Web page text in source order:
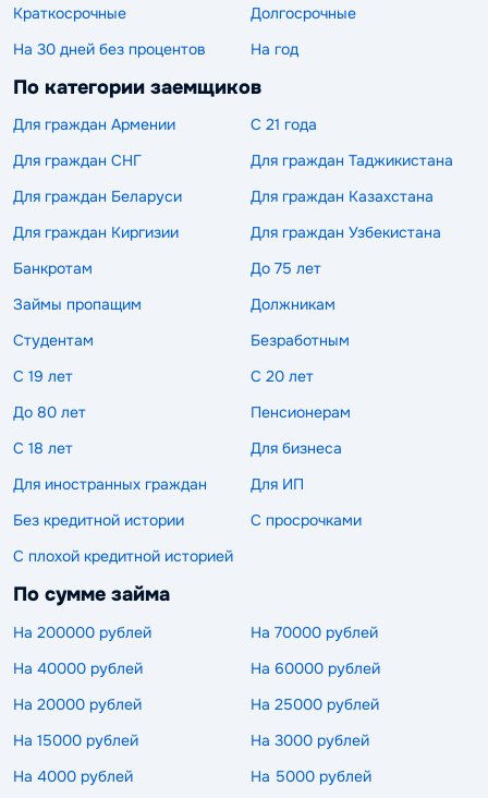
Краткосрочные
Долгосрочные
На 30 дней без процентов
На год
По категории заемщиков
Для граждан Армении
С 21 года
Для граждан СНГ
Для граждан Таджикистана
Для граждан Беларуси
Для граждан Казахстана
Для граждан Киргизии
Для граждан Узбекистана
Банкротам
До 75 лет
Займы пропащим
Должникам
Студентам
Безработным
С 19 лет
С 20 лет
До 80 лет
Пенсионерам
С 18 лет
Для бизнеса
Для иностранных граждан
Для ИП
Без кредитной истории
С просрочками
С плохой кредитной историей
По сумме займа
На 200000 рублей
На 70000 рублей
На 40000 рублей
На 60000 рублей
На 20000 рублей
На 25000 рублей
На 15000 рублей
На 3000 рублей
На 4000 рублей
На 5000 рублей